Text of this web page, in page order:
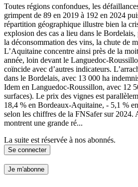
Toutes régions confondues, les
grimpent de 89 en 2019 à 192 en 2024
répartition géographique illustre bien la
explosion des cas a lieu dans le
la déconsommation des vins, la chute de
L’Aquitaine concentre ainsi près de la
année, loin devant le Languedoc-
coïncide avec d’autres indicateurs.
dans le Bordelais, avec 13 000 ha
Idem en Languedoc-Roussillon, avec 12
surfaces). Le prix des vignes est
18,4 % en Bordeaux-Aquitaine, - 5,1 %
selon les chiffres de la FNSafer sur 2024.
montrent une grande ré...
La suite est réservée à nos abonnés.
Se connecter
Je m'abonne